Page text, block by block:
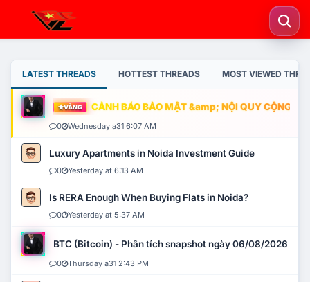
LATEST THREADS HOTTEST THREADS MOST VIEWED
VÀNG CẢNH BÁO BẢO MẬT &amp; NỘI QUY CỘNG
0 Wednesday a31 6:07 AM
Luxury Apartments in Noida Investment Guide
0 Yesterday at 6:13 AM
Is RERA Enough When Buying Flats in Noida?
0 Yesterday at 5:37 AM
BTC (Bitcoin) - Phân tích snapshot ngày 06/08/2026
0 Thursday a31 2:43 PM